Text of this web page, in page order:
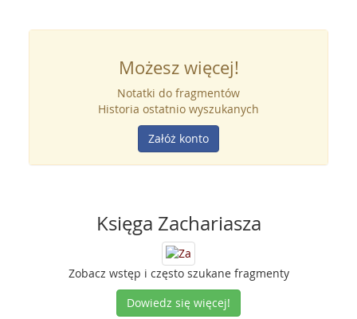
Możesz więcej!
Notatki do fragmentów
Historia ostatnio wyszukanych
Załóż konto
Księga Zachariasza
Zobacz wstęp i często szukane fragmenty
Dowiedz się więcej!